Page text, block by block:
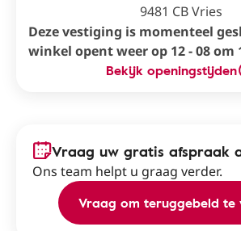
9481 CB Vries
Deze vestiging is momenteel
winkel opent weer op 12 - 08 om
Bekijk openingstijden
Vraag uw gratis afspraak
Ons team helpt u graag verder.
Vraag om teruggebeld te